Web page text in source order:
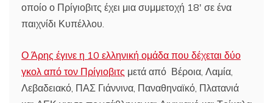
οποίο ο Πρίγιοβιτς έχει μια συμμετοχή 18′ σε ένα
παιχνίδι Κυπέλλου.
Ο Άρης έγινε η 10 ελληνική ομάδα που δέχεται δύο
γκολ από τον Πρίγιοβιτς μετά από Βέροια, Λαμία,
Λεβαδειακό, ΠΑΣ Γιάννινα, Παναθηναϊκό, Πλατανιά